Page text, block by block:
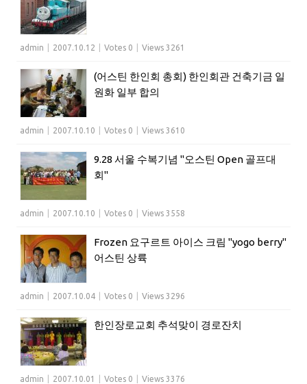
admin 2007.10.12 Votes 0 Views 3261
(어스틴 한인회 총회) 한인회관 건축기금 일
원화 일부 합의
admin 2007.10.10 Votes 0 Views 3610
9.28 서울 수복기념 "오스틴 Open 골프대
회"
admin 2007.10.10 Votes 0 Views 3558
Frozen 요구르트 아이스 크림 "yogo berry"
어스틴 상륙
admin 2007.10.04 Votes 0 Views 3296
한인장로교회 추석맞이 경로잔치
admin 2007.10.01 Votes 0 Views 3376